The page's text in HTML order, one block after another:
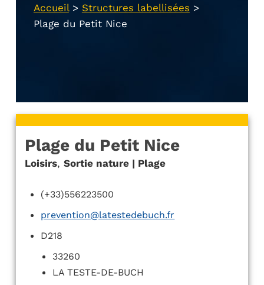
Accueil> Structures labellisées >
Plage du Petit Nice
Plage du Petit Nice
Loisirs, Sortie nature | Plage
(+33)556223500
prevention@latestedebuch.fr
D218
33260
LA TESTE-DE-BUCH